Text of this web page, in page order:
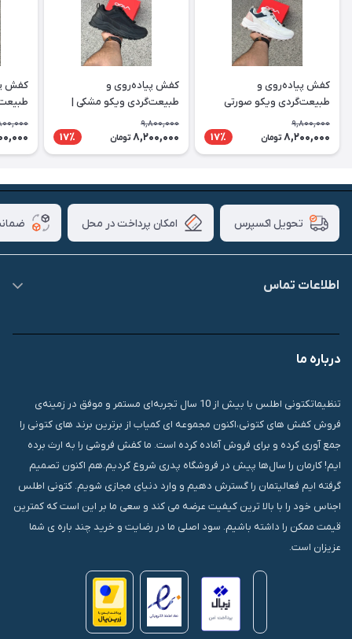
کفش پیاده‌روی و
طبیعت‌گردی ویکو صورتی
سفید | Vico
9,800,000
8,200,000 تومان 17٪
کفش پیاده‌روی و
طبیعت‌گردی ویکو مشکی |
9,800,000
8,200,000 تومان 17٪
کفش
تحویل اکسپرس امکان پرداخت در محل
اطلاعات تماس
درباره ما
تنظیماتکتونی اطلس با بیش از 10 سال تجربه‌ای مستمر و موفق در زمینه‌ی
فروش کفش های کتونی،اکنون مجموعه ای کمیاب از برترین برند های کتونی را
جمع آوری کرده و برای فروش آماده کرده است. ما کفش فروشی را به ارث برده
ایم! کارمان را سال‌ها پیش در فروشگاه پدری شروع کردیم.هم اکنون تصمیم
گرفته ایم فعالیتمان را گسترش دهیم و وارد دنیای مجازی شویم. کتونی اطلس
اجناس خود را با بالا ترین کیفیت عرضه می کند و سعی ما بر این است که کمترین
قیمت ممکن را داشته باشیم. سود اصلی ما در رضایت و خرید چند باره ی شما
عزیزان است.